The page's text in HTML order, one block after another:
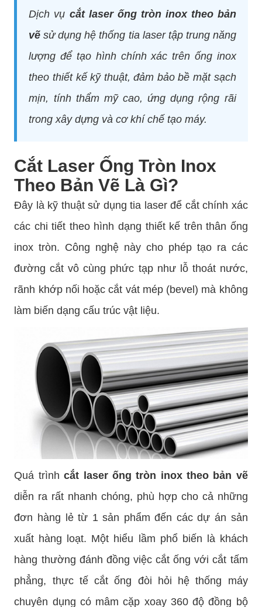
Dịch vụ cắt laser ống tròn inox theo bản
vẽ sử dụng hệ thống tia laser tập trung năng
lượng để tạo hình chính xác trên ống inox
theo thiết kế kỹ thuật, đảm bảo bề mặt sạch
mịn, tính thẩm mỹ cao, ứng dụng rộng rãi
trong xây dựng và cơ khí chế tạo máy.
Cắt Laser Ống Tròn Inox
Theo Bản Vẽ Là Gì?
Đây là kỹ thuật sử dụng tia laser để cắt chính xác
các chi tiết theo hình dạng thiết kế trên thân ống
inox tròn. Công nghệ này cho phép tạo ra các
đường cắt vô cùng phức tạp như lỗ thoát nước,
rãnh khớp nối hoặc cắt vát mép (bevel) mà không
làm biến dạng cấu trúc vật liệu.
Quá trìnhcắt laser ống tròn inox theo bản vẽ
diễn ra rất nhanh chóng, phù hợp cho cả những
đơn hàng lẻ từ 1 sản phẩm đến các dự án sản
xuất hàng loạt. Một hiểu lầm phổ biến là khách
hàng thường đánh đồng việc cắt ống với cắt tấm
phẳng, thực tế cắt ống đòi hỏi hệ thống máy
chuyên dụng có mâm cặp xoay 360 độ đồng bộ